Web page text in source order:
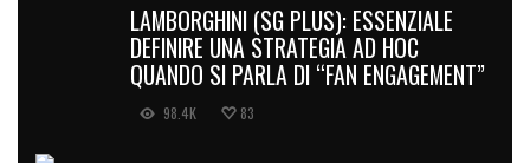
LAMBORGHINI (SG PLUS): ESSENZIALE
DEFINIRE UNA STRATEGIA AD HOC
QUANDO SI PARLA DI “FAN ENGAGEMENT”
98.4K 83